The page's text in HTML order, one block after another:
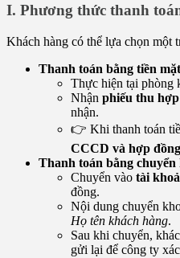
I. Phương thức thanh
Khách hàng có thể lựa chọn một
Thanh toán bằng tiền mặt
Thực hiện tại phòng
Nhận phiếu thu
nhận.
👉 Khi thanh toán
CCCD và hợp
Thanh toán bằng
Chuyển vào tài
đồng.
Nội dung chuyển
Họ tên khách hàng.
Sau khi chuyển,
gửi lại để công ty